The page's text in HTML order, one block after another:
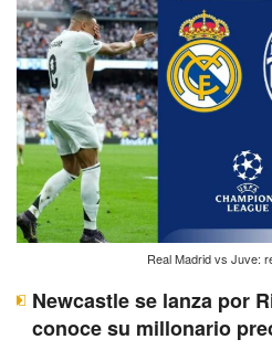
Real Madrid vs Juve:
Newcastle se lanza por
conoce su millonario